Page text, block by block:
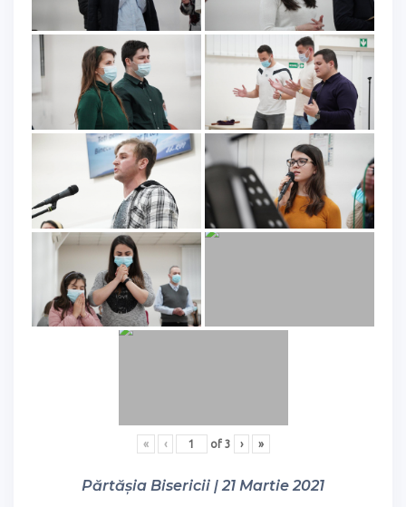
« ‹ of 3 › »
Părtășia Bisericii | 21 Martie 2021